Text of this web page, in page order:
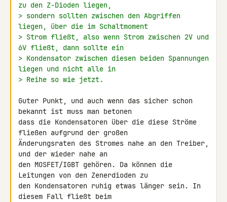
zu den Z-Dioden liegen,
> sondern sollten zwischen den Abgriffen
liegen, über die im Schaltmoment
> Strom fließt, also wenn Strom zwischen 2V und
6V fließt, dann sollte ein
> Kondensator zwischen diesen beiden Spannungen
liegen und nicht alle in
> Reihe so wie jetzt.
Guter Punkt, und auch wenn das sicher schon
bekannt ist muss man betonen
dass die Kondensatoren über die diese Ströme
fließen aufgrund der großen
Änderungsraten des Stromes nahe an den Treiber,
und der wieder nahe an
den MOSFET/IGBT gehören. Da können die
Leitungen von den Zenerdioden zu
den Kondensatoren ruhig etwas länger sein. In
diesem Fall fließt beim